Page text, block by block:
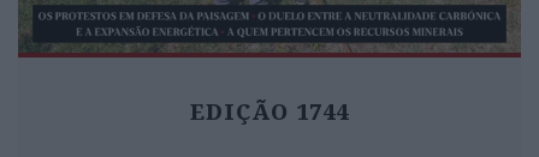
EDIÇÃO 1744